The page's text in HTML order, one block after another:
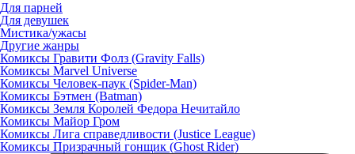
Для парней
Для девушек
Мистика/ужасы
Другие жанры
Комиксы Гравити Фолз (Gravity Falls)
Комиксы Marvel Universe
Комиксы Человек-паук (Spider-Man)
Комиксы Бэтмен (Batman)
Комиксы Земля Королей Федора Нечитайло
Комиксы Майор Гром
Комиксы Лига справедливости (Justice League)
Комиксы Призрачный гонщик (Ghost Rider)